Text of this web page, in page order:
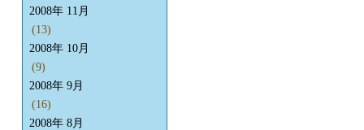
2008年 11月
(13)
2008年 10月
(9)
2008年 9月
(16)
2008年 8月